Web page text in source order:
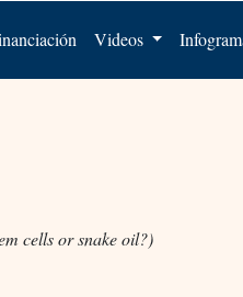
Videos
cells or snake oil?)